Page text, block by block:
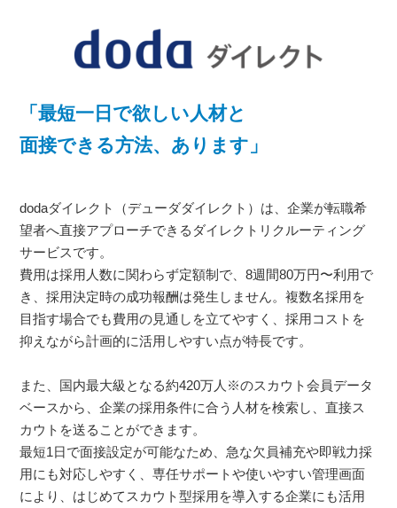
「最短一日で欲しい人材と
面接できる方法、あります」
dodaダイレクト（デューダダイレクト）は、企業が転職希
望者へ直接アプローチできるダイレクトリクルーティング
サービスです。
費用は採用人数に関わらず定額制で、8週間80万円〜利用で
き、採用決定時の成功報酬は発生しません。複数名採用を
目指す場合でも費用の見通しを立てやすく、採用コストを
抑えながら計画的に活用しやすい点が特長です。
また、国内最大級となる約420万人※のスカウト会員データ
ベースから、企業の採用条件に合う人材を検索し、直接ス
カウトを送ることができます。
最短1日で面接設定が可能なため、急な欠員補充や即戦力採
用にも対応しやすく、専任サポートや使いやすい管理画面
により、はじめてスカウト型採用を導入する企業にも活用